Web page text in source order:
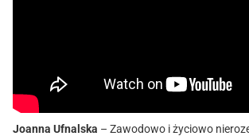
Joanna Ufnalska – Zawodowo i życiowo